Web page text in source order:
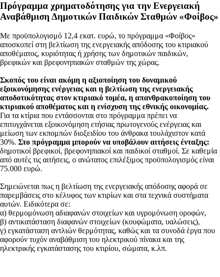
Πρόγραμμα χρηματοδότησης για την Ενεργειακή
Αναβάθμιση Δημοτικών Παιδικών Σταθμών «Φοίβος»
Με προϋπολογισμό 12,4 εκατ. ευρώ, το πρόγραμμα «Φοίβος»
αποσκοπεί στη βελτίωση της ενεργειακής απόδοσης του κτιριακού
αποθέματος, κυριότητας ή χρήσης των δημοτικών παιδικών,
βρεφικών και βρεφονηπιακών σταθμών της χώρας.
Σκοπός του είναι ακόμη η αξιοποίηση του δυναμικού
εξοικονόμησης ενέργειας και η βελτίωση της ενεργειακής
αποδοτικότητας στον κτιριακό τομέα, η απανθρακοποίηση του
κτιριακού αποθέματος και η ενίσχυση της εθνικής οικονομίας.
Για τα κτίρια που εντάσσονται στο πρόγραμμα πρέπει να
επιτυγχάνεται εξοικονόμηση ετήσιας πρωτογενούς ενέργειας και
μείωση των εκπομπών διοξειδίου του άνθρακα τουλάχιστον κατά
30%. Στο πρόγραμμα μπορούν να υποβάλουν αιτήσεις ένταξης:
δημοτικοί βρεφικοί, βρεφονηπιακοί και παιδικοί σταθμοί. Σε καθεμία
από αυτές τις αιτήσεις, ο ανώτατος επιλέξιμος προϋπολογισμός είναι
75.000 ευρώ.
Σημειώνεται πως η βελτίωση της ενεργειακής απόδοσης αφορά σε
παρεμβάσεις στο κέλυφος των κτιρίων και στα τεχνικά συστήματα
αυτών. Ειδικότερα σε:
α) θερμομόνωση αδιαφανών στοιχείων και υγρομόνωση οροφών,
β) αντικατάσταση διαφανών στοιχείων (κουφώματα, υαλώσεις),
γ) εγκατάσταση αντλιών θερμότητας, καθώς και τα συνοδά έργα που
αφορούν τυχόν αναβάθμιση του ηλεκτρικού πίνακα και της
ηλεκτρικής εγκατάστασης του κτιρίου, σώματα, κ.λπ.